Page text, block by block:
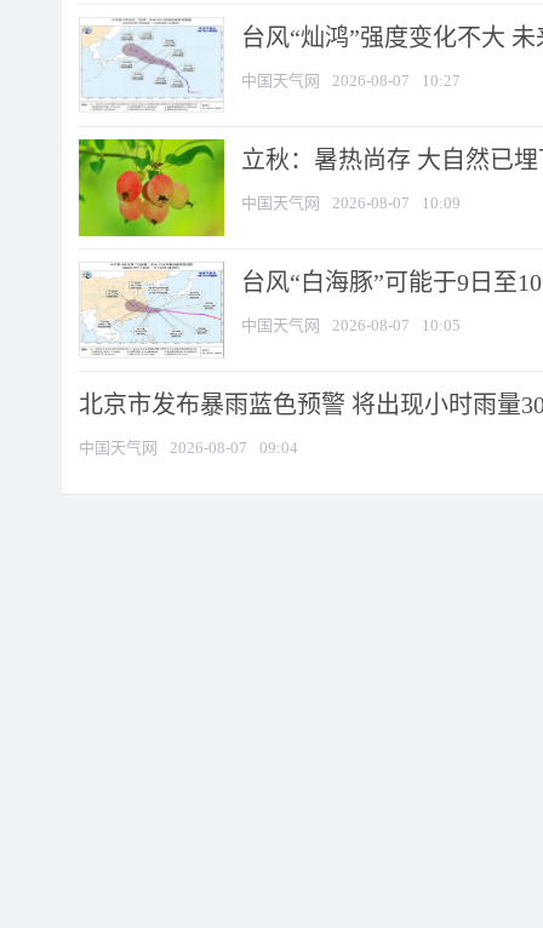
台风“灿鸿”强度变化不大
中国天气网 2026-08-07 10:27
立秋：暑热尚存 大自然已
中国天气网 2026-08-07 10:09
台风“白海豚”可能于9日至
中国天气网 2026-08-07 10:05
北京市发布暴雨蓝色预警 将出现小时雨量
中国天气网 2026-08-07 09:04